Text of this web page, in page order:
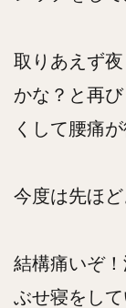
取りあえず
かな？と再
くして腰痛が
今度は先ほど
結構痛いぞ
ぶせ寝をし